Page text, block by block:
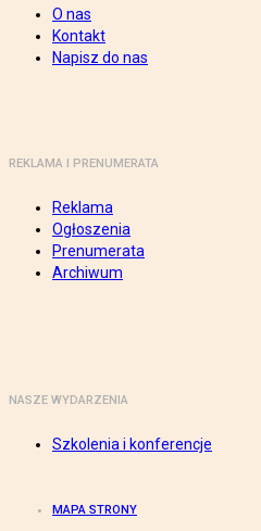
O nas
Kontakt
Napisz do nas
REKLAMA I PRENUMERATA
Reklama
Ogłoszenia
Prenumerata
Archiwum
NASZE WYDARZENIA
Szkolenia i konferencje
MAPA STRONY